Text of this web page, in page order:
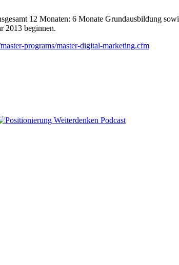
12 Monaten: 6 Monate Grundausbildung
2013 beginnen.
programs/master-digital-marketing.cfm